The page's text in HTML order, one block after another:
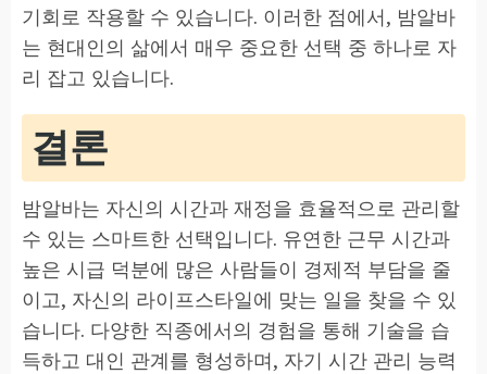
기회로 작용할 수 있습니다. 이러한 점에서, 밤알바
는 현대인의 삶에서 매우 중요한 선택 중 하나로 자
리 잡고 있습니다.
결론
밤알바는 자신의 시간과 재정을 효율적으로 관리할
수 있는 스마트한 선택입니다. 유연한 근무 시간과
높은 시급 덕분에 많은 사람들이 경제적 부담을 줄
이고, 자신의 라이프스타일에 맞는 일을 찾을 수 있
습니다. 다양한 직종에서의 경험을 통해 기술을 습
득하고 대인 관계를 형성하며, 자기 시간 관리 능력